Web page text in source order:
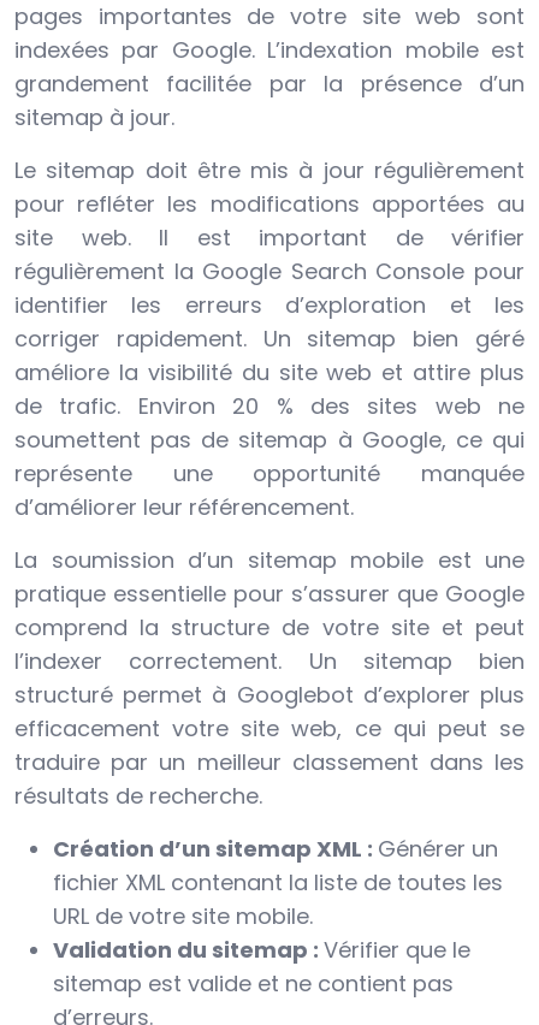
pages importantes de votre site web sont
indexées par Google. L’indexation mobile est
grandement facilitée par la présence d’un
sitemap à jour.
Le sitemap doit être mis à jour régulièrement
pour refléter les modifications apportées au
site web. Il est important de vérifier
régulièrement la Google Search Console pour
identifier les erreurs d’exploration et les
corriger rapidement. Un sitemap bien géré
améliore la visibilité du site web et attire plus
de trafic. Environ 20 % des sites web ne
soumettent pas de sitemap à Google, ce qui
représente une opportunité manquée
d’améliorer leur référencement.
La soumission d’un sitemap mobile est une
pratique essentielle pour s’assurer que Google
comprend la structure de votre site et peut
l’indexer correctement. Un sitemap bien
structuré permet à Googlebot d’explorer plus
efficacement votre site web, ce qui peut se
traduire par un meilleur classement dans les
résultats de recherche.
Création d’un sitemap XML : Générer un
fichier XML contenant la liste de toutes les
URL de votre site mobile.
Validation du sitemap : Vérifier que le
sitemap est valide et ne contient pas
d’erreurs.